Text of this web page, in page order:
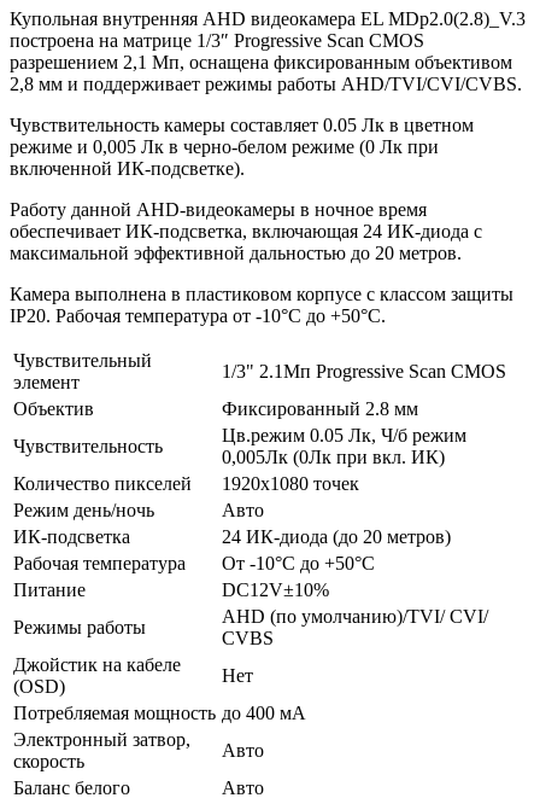
Купольная внутренняя AHD видеокамера EL MDp2.0(2.8)_V.3
построена на матрице 1/3″ Progressive Scan CMOS
разрешением 2,1 Мп, оснащена фиксированным объективом
2,8 мм и поддерживает режимы работы AHD/TVI/CVI/CVBS.
Чувствительность камеры составляет 0.05 Лк в цветном
режиме и 0,005 Лк в черно-белом режиме (0 Лк при
включенной ИК-подсветке).
Работу данной AHD-видеокамеры в ночное время
обеспечивает ИК-подсветка, включающая 24 ИК-диода с
максимальной эффективной дальностью до 20 метров.
Камера выполнена в пластиковом корпусе с классом защиты
IP20. Рабочая температура от -10°С до +50°С.
Чувствительный
элемент
1/3" 2.1Мп Progressive Scan CMOS
Объектив
Фиксированный 2.8 мм
Чувствительность
Цв.режим 0.05 Лк, Ч/б режим
0,005Лк (0Лк при вкл. ИК)
Количество пикселей
1920x1080 точек
Режим день/ночь
Авто
ИК-подсветка
24 ИК-диода (до 20 метров)
Рабочая температура
От -10°С до +50°С
Питание
DC12V±10%
Режимы работы
AHD (по умолчанию)/TVI/ CVI/
CVBS
Джойстик на кабеле
(OSD)
Нет
Потребляемая мощность до 400 мА
Электронный затвор,
скорость
Авто
Баланс белого
Авто